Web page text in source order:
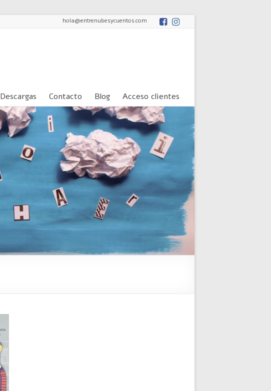
hola@entrenubesycuentos.com
Descargas Contacto Blog Acceso clientes